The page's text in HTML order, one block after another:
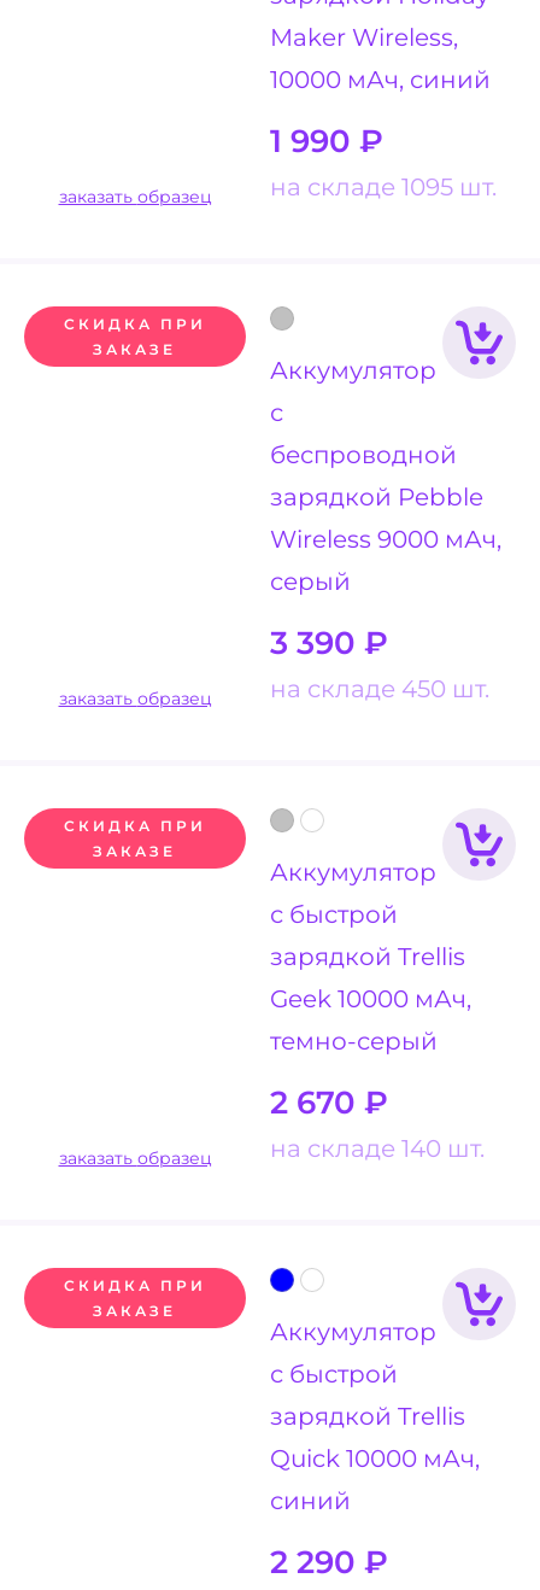
Maker Wireless,
10000 мАч, синий
1 990 ₽
на складе 1095 шт.
заказать образец
СКИДКА ПРИ
ЗАКАЗЕ
Аккумулятор
с
беспроводной
зарядкой Pebble
Wireless 9000 мАч,
серый
3 390 ₽
на складе 450 шт.
заказать образец
СКИДКА ПРИ
ЗАКАЗЕ
Аккумулятор
с быстрой
зарядкой Trellis
Geek 10000 мАч,
темно-серый
2 670 ₽
на складе 140 шт.
заказать образец
СКИДКА ПРИ
ЗАКАЗЕ
Аккумулятор
с быстрой
зарядкой Trellis
Quick 10000 мАч,
синий
2 290 ₽